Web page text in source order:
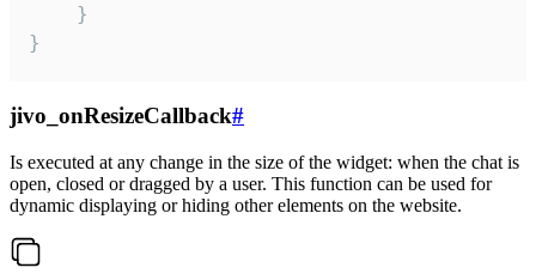
    }
}
jivo_onResizeCallback#
Is executed at any change in the size of the widget: when the chat is
open, closed or dragged by a user. This function can be used for
dynamic displaying or hiding other elements on the website.